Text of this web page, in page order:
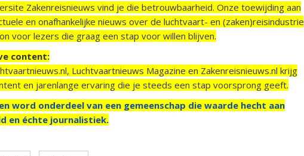
Zakenreisnieuws vind je die betrouwbaarheid. Onze toewijding aan
en onafhankelijke nieuws over de luchtvaart- en (zaken)reisindustrie
voor lezers die graag een stap voor willen blijven.
content:
Luchtvaartnieuws Magazine en Zakenreisnieuws.nl krijg
en jarenlange ervaring die je steeds een stap voorsprong geeft.
word onderdeel van een gemeenschap die waarde hecht aan
en échte journalistiek.